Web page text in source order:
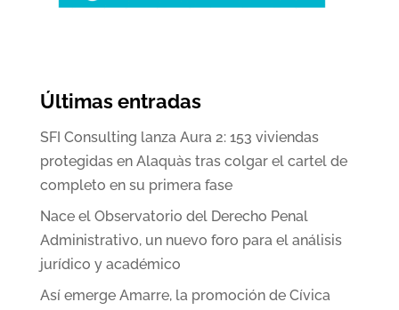
Últimas entradas
SFI Consulting lanza Aura 2: 153 viviendas
protegidas en Alaquàs tras colgar el cartel de
completo en su primera fase
Nace el Observatorio del Derecho Penal
Administrativo, un nuevo foro para el análisis
jurídico y académico
Así emerge Amarre, la promoción de Cívica